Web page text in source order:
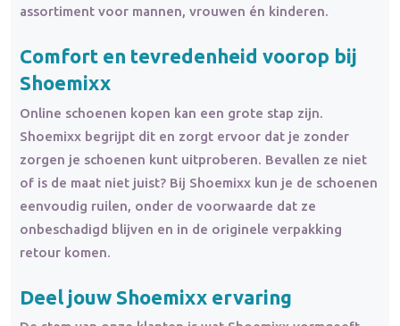
assortiment voor mannen, vrouwen én kinderen.
Comfort en tevredenheid voorop bij
Shoemixx
Online schoenen kopen kan een grote stap zijn.
Shoemixx begrijpt dit en zorgt ervoor dat je zonder
zorgen je schoenen kunt uitproberen. Bevallen ze niet
of is de maat niet juist? Bij Shoemixx kun je de schoenen
eenvoudig ruilen, onder de voorwaarde dat ze
onbeschadigd blijven en in de originele verpakking
retour komen.
Deel jouw Shoemixx ervaring